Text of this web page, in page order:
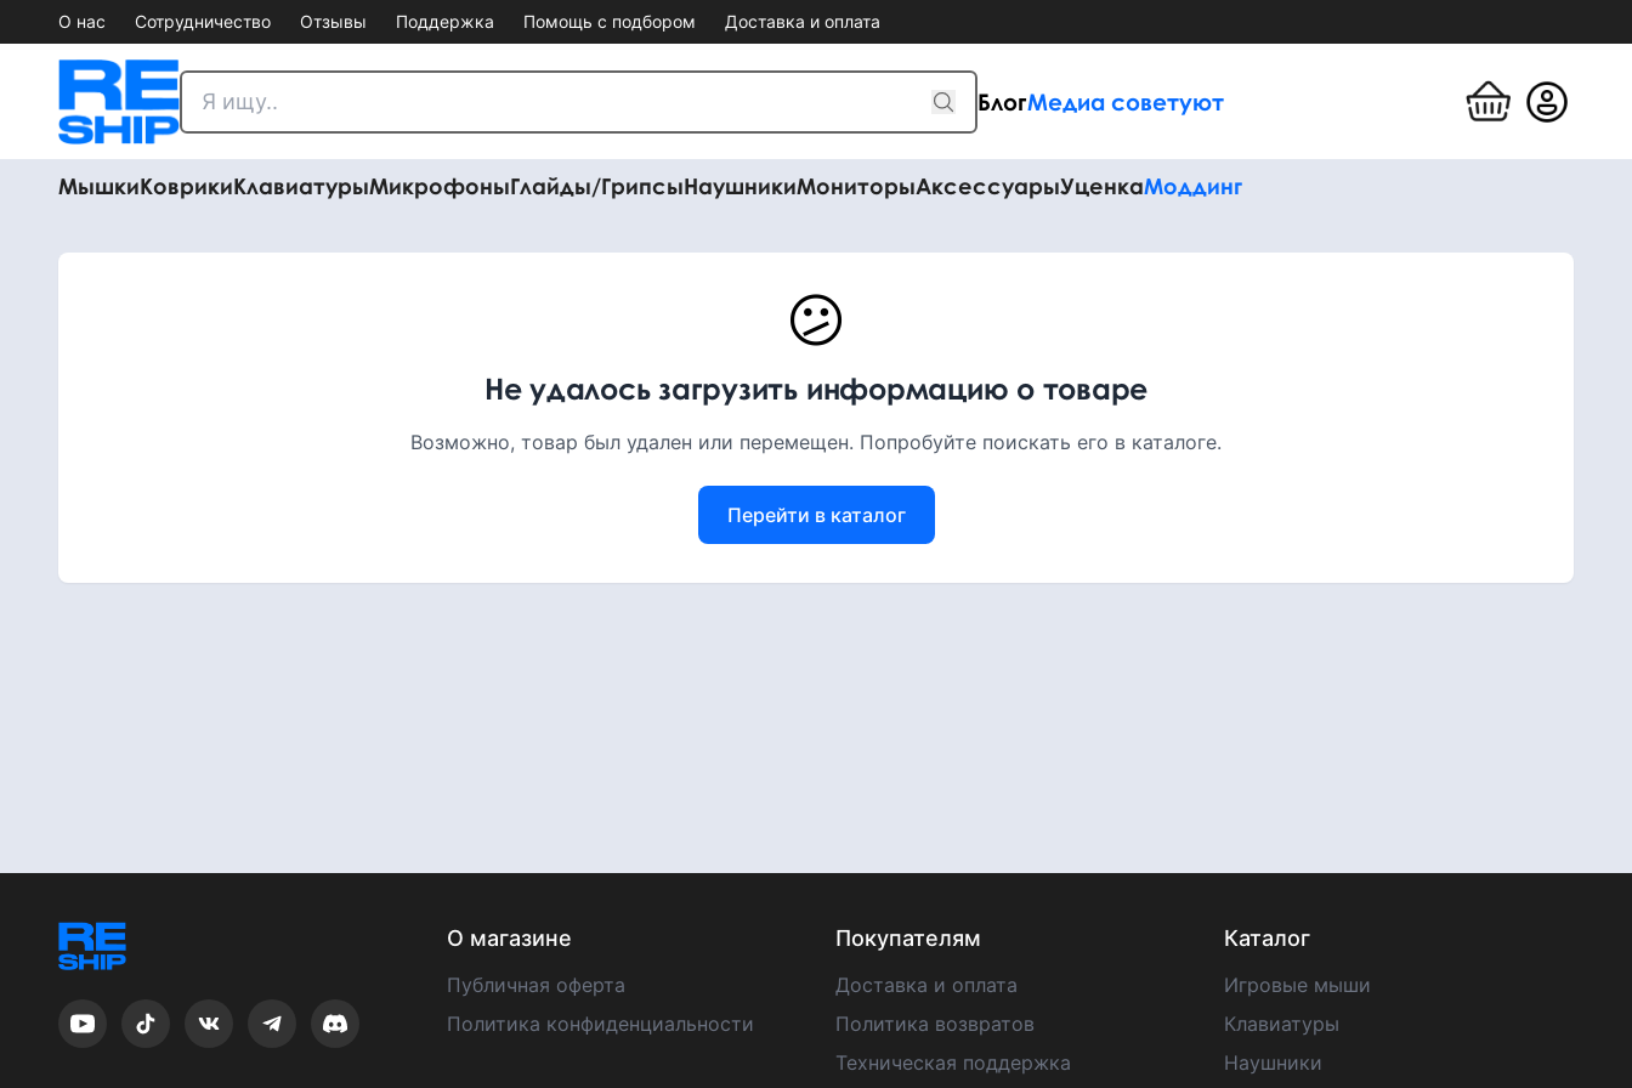
О нас Сотрудничество Отзывы Поддержка Помощь с подбором Доставка и оплата
БлогМедиа советуют
МышкиКоврикиКлавиатурыМикрофоныГлайды/ГрипсыНаушникиМониторыАксессуарыУценкаМоддинг
😕
Не удалось загрузить информацию о товаре
Возможно, товар был удален или перемещен. Попробуйте поискать его в каталоге.
Перейти в каталог
О магазине
Публичная оферта
Политика конфиденциальности
Покупателям
Доставка и оплата
Политика возвратов
Техническая поддержка
Каталог
Игровые мыши
Клавиатуры
Наушники